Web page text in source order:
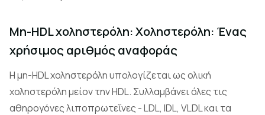
Μη-HDL χοληστερόλη: Χοληστερόλη: Ένας
χρήσιμος αριθμός αναφοράς
Η μη-HDL χοληστερόλη υπολογίζεται ως ολική
χοληστερόλη μείον την HDL. Συλλαμβάνει όλες τις
αθηρογόνες λιποπρωτεΐνες - LDL, IDL, VLDL και τα